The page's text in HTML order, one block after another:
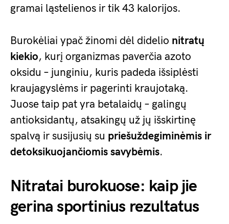
gramai ląstelienos ir tik 43 kalorijos.
Burokėliai ypač žinomi dėl didelio nitratų
kiekio, kurį organizmas paverčia azoto
oksidu – junginiu, kuris padeda išsiplėsti
kraujagyslėms ir pagerinti kraujotaką.
Juose taip pat yra betalaidų – galingų
antioksidantų, atsakingų už jų išskirtinę
spalvą ir susijusių su priešuždegiminėmis ir
detoksikuojančiomis savybėmis.
Nitratai burokuose: kaip jie
gerina sportinius rezultatus